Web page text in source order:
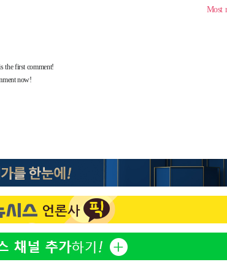
황기순 "원정 도박으로
산 잃고 필리핀 도피"
2
었는데…"
3
정부, 전 산업에 'AI
1000대 보급 추진